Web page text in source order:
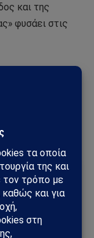
και της
φυσάει στις
News
News
να λαμβάνεις
αναλύσεις.